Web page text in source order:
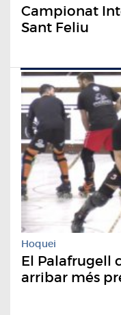
Campionat
Sant Feliu
Hoquei
El Palafrugell
arribar més